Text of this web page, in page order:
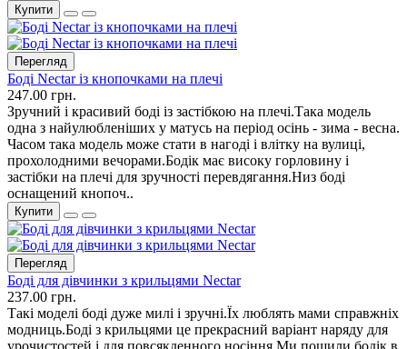
Купити
Перегляд
Боді Nectar із кнопочками на плечі
247.00 грн.
Зручний і красивий боді із застібкою на плечі.Така модель
одна з найулюбленіших у матусь на період осінь - зима - весна.
Часом така модель може стати в нагоді і влітку на вулиці,
прохолодними вечорами.Бодік має високу горловину і
застібки на плечі для зручності перевдягання.Низ боді
оснащений кнопоч..
Купити
Перегляд
Боді для дівчинки з крильцями Nectar
237.00 грн.
Такі моделі боді дуже милі і зручні.Їх люблять мами справжніх
модниць.Боді з крильцями це прекрасний варіант наряду для
урочистостей і для повсякденного носіння.Ми пошили бодік в